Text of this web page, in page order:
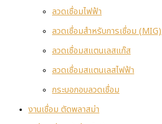
ลวดเชื่อมไฟฟ้า
ลวดเชื่อมสำหรับการเชื่อม (MIG)
ลวดเชื่อมสแตนเลสแก๊ส
ลวดเชื่อมสแตนเลสไฟฟ้า
กระบอกอบลวดเชื่อม
งานเชื่อม ตัดพลาสม่า